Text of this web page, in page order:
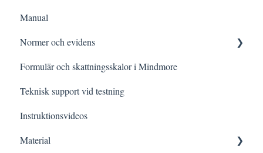
Kognitiva funktioner i vardagen
Testning vid specifik frågeställning
Meddelanden i detaljerade resultatvyn
Administrering
Rättning och Tolkning för specifik kategori
Manual
Normer och evidens
Forskningsartiklar och sammanfattningar
Evidens per domän
Formulär och skattningsskalor i Mindmore
Teknisk support vid testning
Instruktionsvideos
Material